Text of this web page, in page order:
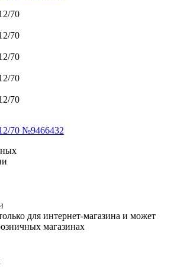
для интернет-магазина и может
магазинах